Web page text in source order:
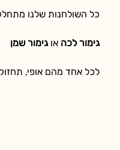
כל השולחנות שלנו מתחלקים ל־2 סוגי
גימור לכה או גימור שמן
לכל אחד מהם אופי,